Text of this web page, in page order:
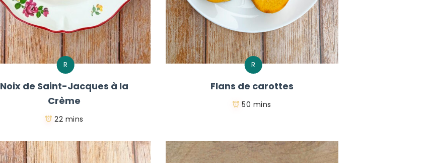
R
Noix de Saint-Jacques à la
Crème
22 mins
R
Flans de carottes
50 mins